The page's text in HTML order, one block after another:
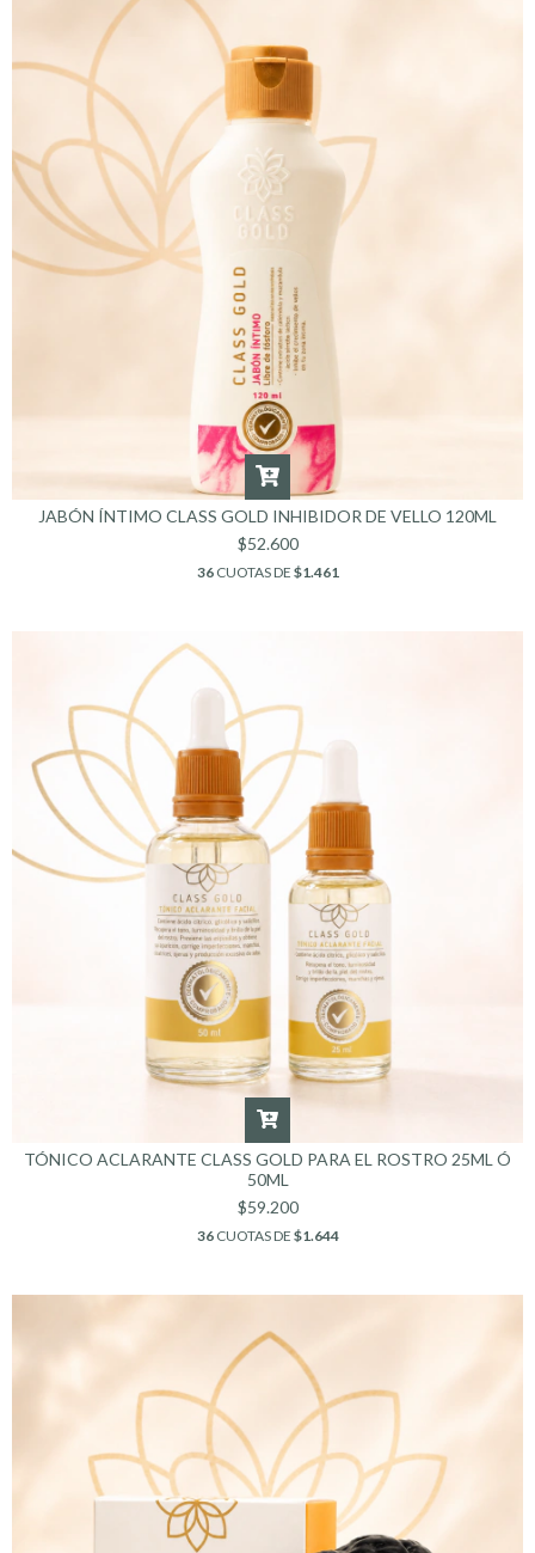
JABÓN ÍNTIMO CLASS GOLD INHIBIDOR DE VELLO 120ML
$52.600
36CUOTAS DE $1.461
TÓNICO ACLARANTE CLASS GOLD PARA EL ROSTRO 25ML Ó
50ML
$59.200
36CUOTAS DE $1.644